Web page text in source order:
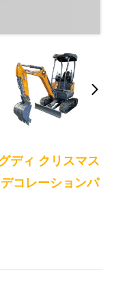
ディ クリスマス
コレーションパ